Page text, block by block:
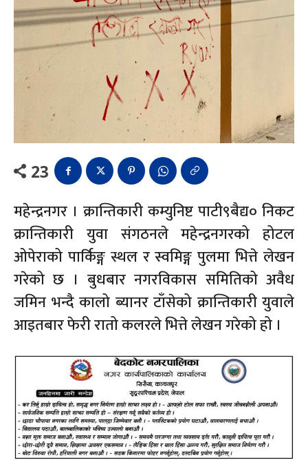
23
महेन्द्रनगर । क्रान्तिकारी कम्युनिष्ट पाटी९बैद्य० निकट
क्रान्तिकारी युवा संगठनले महेन्द्रनगरको होटल
ओपेराको पार्किङ्ग स्थल र स्वमिङ्ग पुलमा भित्ते लेखन
गरेको छ । बुधबार नगरविकास समितिको अवैध
जमिन भन्दै कालो ब्यानर टाँसेको क्रान्तिकारी युवाले
आइतबार फेरी रातो कलरले भित्ते लेखन गरेको हो ।